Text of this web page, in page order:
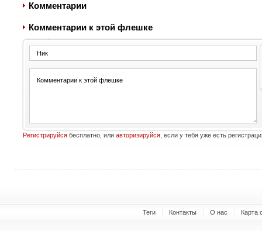
Комментарии
Комментарии к этой флешке
Регистрируйсябесплатно, или авторизируйся, если у тебя уже есть
Теги Контакты О нас Карта